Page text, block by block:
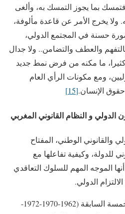
بما يجوز التمسك به، وألغى
ولا يخرج الأمر عن قاعدة مألوفة،
حسنة في المجتمع الدولي،
والعطف والتضامن.. ولا جدال
ما مكنه من فرض نمط جديد
ومع مكونات الرأي العام
الإنسان.[15]
الدولي و النظام القانوني المغربي
والقانوني الوطني، المفتاح
للدولة، وكيفية تفاعلها مع
الموجه المهم للسلوك التعاقدي
الدولي.
تضمنت الدساتير المغربية الخمسة السابقة (1962-1970-1972-